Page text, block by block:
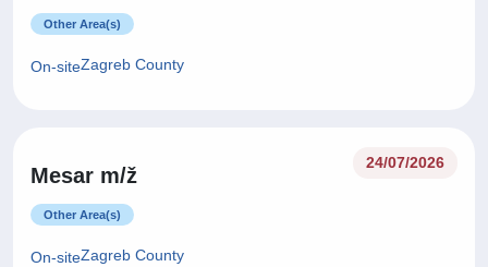
Other Area(s)
On-siteZagreb County
Mesar m/ž
24/07/2026
Other Area(s)
On-siteZagreb County